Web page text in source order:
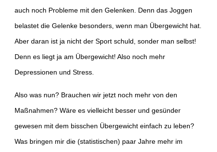
auch noch Probleme mit den Gelenken. Denn das Joggen
belastet die Gelenke besonders, wenn man Übergewicht hat.
Aber daran ist ja nicht der Sport schuld, sonder man selbst!
Denn es liegt ja am Übergewicht! Also noch mehr
Depressionen und Stress.
Also was nun? Brauchen wir jetzt noch mehr von den
Maßnahmen? Wäre es vielleicht besser und gesünder
gewesen mit dem bisschen Übergewicht einfach zu leben?
Was bringen mir die (statistischen) paar Jahre mehr im